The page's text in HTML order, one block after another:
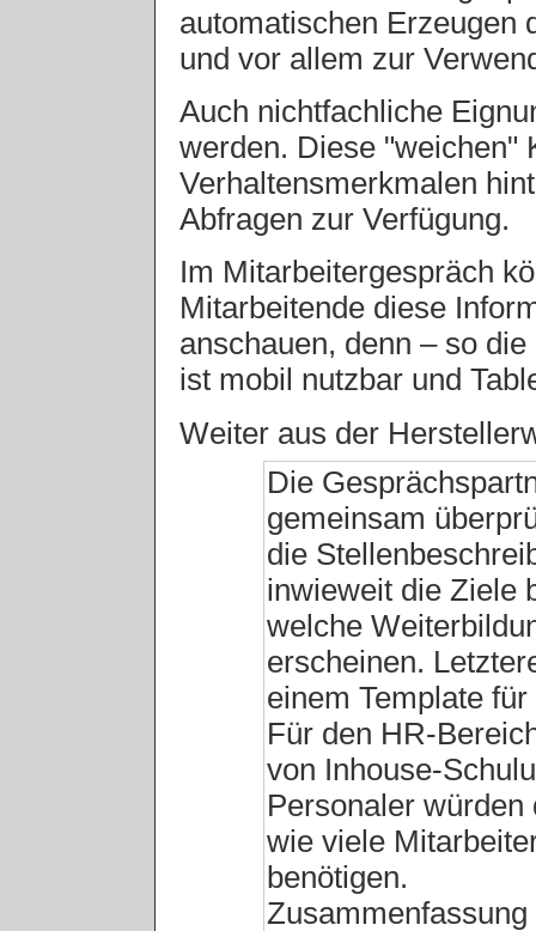
automatischen Erzeugen
und vor allem zur
Auch nichtfachliche
werden. Diese "weichen"
Verhaltensmerkmalen
Abfragen zur Verfügung.
Im Mitarbeitergespräch
Mitarbeitende diese
anschauen, denn – so
ist mobil nutzbar und
Weiter aus der
Die
gemeinsam
die
inwieweit die Ziele
welche
erscheinen.
einem Template
Für den HR-
von Inhouse-
Personaler würden
wie viele
benötigen.
Zusammenfassung